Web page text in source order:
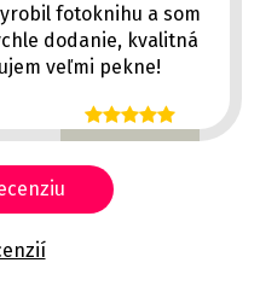
fotoknihu a som
dodanie, kvalitná
veľmi pekne!